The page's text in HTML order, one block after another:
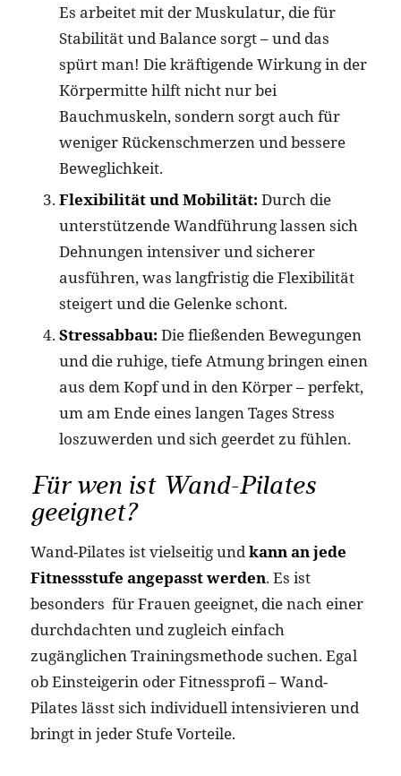
Es arbeitet mit der Muskulatur, die für
Stabilität und Balance sorgt – und das
spürt man! Die kräftigende Wirkung in der
Körpermitte hilft nicht nur bei
Bauchmuskeln, sondern sorgt auch für
weniger Rückenschmerzen und bessere
Beweglichkeit.
Flexibilität und Mobilität: Durch die
unterstützende Wandführung lassen sich
Dehnungen intensiver und sicherer
ausführen, was langfristig die Flexibilität
steigert und die Gelenke schont.
Stressabbau: Die fließenden Bewegungen
und die ruhige, tiefe Atmung bringen einen
aus dem Kopf und in den Körper – perfekt,
um am Ende eines langen Tages Stress
loszuwerden und sich geerdet zu fühlen.
Für wen ist Wand-Pilates
geeignet?
Wand-Pilates ist vielseitig undkann an jede
Fitnessstufe angepasst werden. Es ist
besonders für Frauen geeignet, die nach einer
durchdachten und zugleich einfach
zugänglichen Trainingsmethode suchen. Egal
ob Einsteigerin oder Fitnessprofi – Wand-
Pilates lässt sich individuell intensivieren und
bringt in jeder Stufe Vorteile.